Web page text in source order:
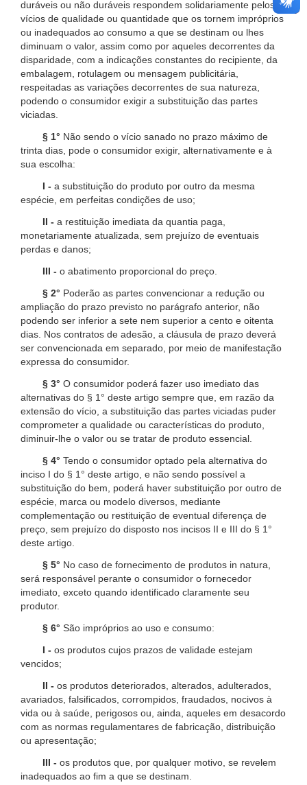
duráveis ou não duráveis respondem solidariamente pelos
vícios de qualidade ou quantidade que os tornem impróprios
ou inadequados ao consumo a que se destinam ou lhes
diminuam o valor, assim como por aqueles decorrentes da
disparidade, com a indicações constantes do recipiente, da
embalagem, rotulagem ou mensagem publicitária,
respeitadas as variações decorrentes de sua natureza,
podendo o consumidor exigir a substituição das partes
viciadas.
§ 1° Não sendo o vício sanado no prazo máximo de
trinta dias, pode o consumidor exigir, alternativamente e à
sua escolha:
I - a substituição do produto por outro da mesma
espécie, em perfeitas condições de uso;
II - a restituição imediata da quantia paga,
monetariamente atualizada, sem prejuízo de eventuais
perdas e danos;
III - o abatimento proporcional do preço.
§ 2° Poderão as partes convencionar a redução ou
ampliação do prazo previsto no parágrafo anterior, não
podendo ser inferior a sete nem superior a cento e oitenta
dias. Nos contratos de adesão, a cláusula de prazo deverá
ser convencionada em separado, por meio de manifestação
expressa do consumidor.
§ 3° O consumidor poderá fazer uso imediato das
alternativas do § 1° deste artigo sempre que, em razão da
extensão do vício, a substituição das partes viciadas puder
comprometer a qualidade ou características do produto,
diminuir-lhe o valor ou se tratar de produto essencial.
§ 4° Tendo o consumidor optado pela alternativa do
inciso I do § 1° deste artigo, e não sendo possível a
substituição do bem, poderá haver substituição por outro de
espécie, marca ou modelo diversos, mediante
complementação ou restituição de eventual diferença de
preço, sem prejuízo do disposto nos incisos II e III do § 1°
deste artigo.
§ 5° No caso de fornecimento de produtos in natura,
será responsável perante o consumidor o fornecedor
imediato, exceto quando identificado claramente seu
produtor.
§ 6° São impróprios ao uso e consumo:
I - os produtos cujos prazos de validade estejam
vencidos;
II - os produtos deteriorados, alterados, adulterados,
avariados, falsificados, corrompidos, fraudados, nocivos à
vida ou à saúde, perigosos ou, ainda, aqueles em desacordo
com as normas regulamentares de fabricação, distribuição
ou apresentação;
III - os produtos que, por qualquer motivo, se revelem
inadequados ao fim a que se destinam.